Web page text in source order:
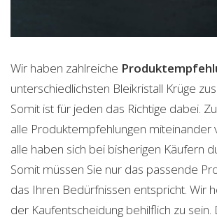
Wir haben zahlreiche
unterschiedlichsten Bleikristall Krüge
Somit ist für jeden das Richtige dabei.
alle Produktempfehlungen miteinander
alle haben sich bei bisherigen Käufern
Somit müssen Sie nur das passende
das Ihren Bedürfnissen entspricht. Wir
der Kaufentscheidung behilflich zu sein.